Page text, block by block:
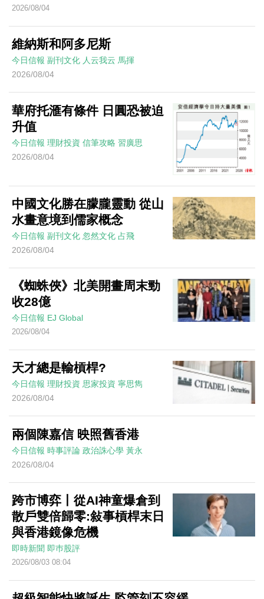
2026/08/04
維納斯和阿多尼斯
今日信報 副刊文化 人云我云 馬揮
2026/08/04
華府托滙有條件 日圓恐被迫
升值
今日信報 理財投資 信筆攻略 習廣思
2026/08/04
中國文化勝在朦朧靈動 從山
水畫意境到儒家概念
今日信報 副刊文化 忽然文化 占飛
2026/08/04
《蜘蛛俠》北美開畫周末勁
收28億
今日信報 EJ Global
2026/08/04
天才總是輸槓桿?
今日信報 理財投資 思家投資 寧思雋
2026/08/04
兩個陳嘉信 映照舊香港
今日信報 時事評論 政治誅心學 黃永
2026/08/04
跨市博弈丨從AI神童爆倉到
散戶雙倍歸零:敍事槓桿末日
與香港鏡像危機
即時新聞 即巿股評
2026/08/03 08:04